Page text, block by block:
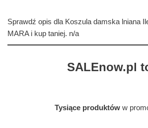
Sprawdź opis dla Koszula damska lniana
MARA i kup taniej. n/a
SALEnow.pl
Tysiące produktów w